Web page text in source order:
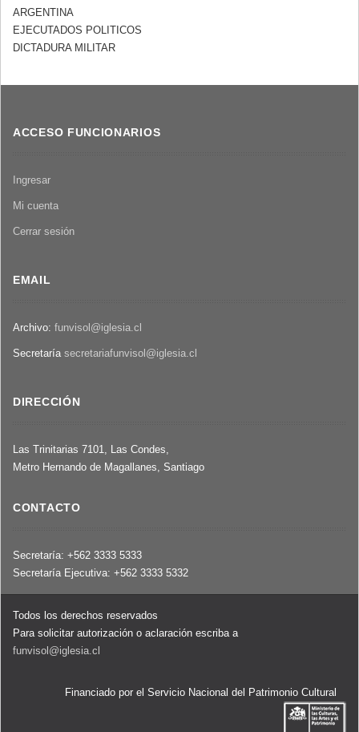
ARGENTINA
EJECUTADOS POLITICOS
DICTADURA MILITAR
ACCESO FUNCIONARIOS
Ingresar
Mi cuenta
Cerrar sesión
EMAIL
Archivo: funvisol@iglesia.cl
Secretaría secretariafunvisol@iglesia.cl
DIRECCIÓN
Las Trinitarias 7101, Las Condes,
Metro Hernando de Magallanes, Santiago
CONTACTO
Secretaría: +562 3333 5333
Secretaría Ejecutiva: +562 3333 5332
Todos los derechos reservados
Para solicitar autorización o aclaración escriba a
funvisol@iglesia.cl
Financiado por el Servicio Nacional del Patrimonio Cultural